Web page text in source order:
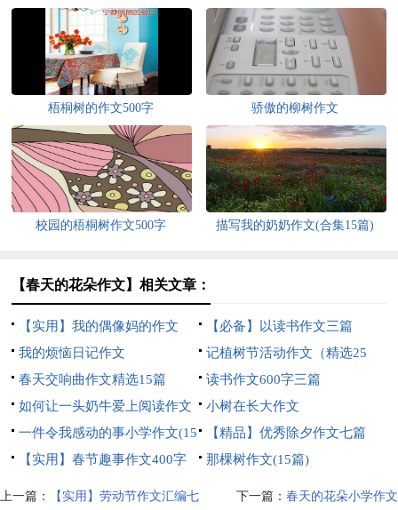
梧桐树的作文500字 骄傲的柳树作文
校园的梧桐树作文500字 描写我的奶奶作文(合集15篇)
【春天的花朵作文】相关文章：
【实用】我的偶像妈的作文
600字四篇
【必备】以读书作文三篇
我的烦恼日记作文
记植树节活动作文（精选25
篇）
春天交响曲作文精选15篇
读书作文600字三篇
如何让一头奶牛爱上阅读作文
小树在长大作文
一件令我感动的事小学作文(15
篇)
【精品】优秀除夕作文七篇
【实用】春节趣事作文400字
那棵树作文(15篇)
上一篇： 【实用】劳动节作文汇编七 下一篇： 春天的花朵小学作文